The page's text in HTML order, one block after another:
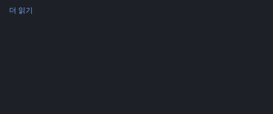
더 읽기